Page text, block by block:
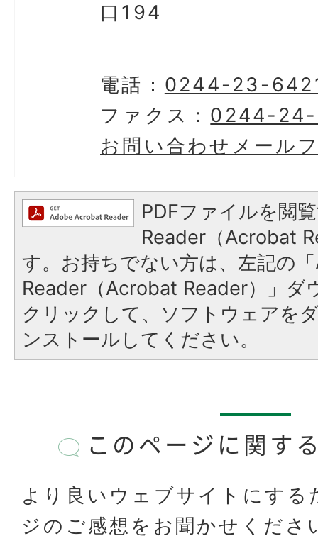
口194
電話： 0244-23-
ファクス： 0244-
お問い合わせメール
PDFファイルを閲
Reader（Acrobat
す。お持ちでない方は、左記の
Reader（Acrobat Reader）」ダ
クリックして、ソフトウェアを
ンストールしてください。
このページに関す
より良いウェブサイトにする
ジのご感想をお聞かせくださ